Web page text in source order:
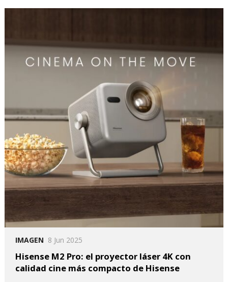
IMAGEN 8 Jun 2025
Hisense M2 Pro: el proyector láser 4K con
calidad cine más compacto de Hisense